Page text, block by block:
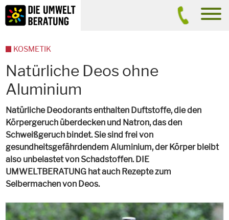
Inhalt
Suche
Natürliche Deos ohne
Aluminium
Natürliche Deodorants enthalten Duftstoffe, die den
Körpergeruch überdecken und Natron, das den
Schweißgeruch bindet. Sie sind frei von
gesundheitsgefährdendem Aluminium, der Körper bleibt
also unbelastet von Schadstoffen. DIE
UMWELTBERATUNG hat auch Rezepte zum
Selbermachen von Deos.
KOSMETIK